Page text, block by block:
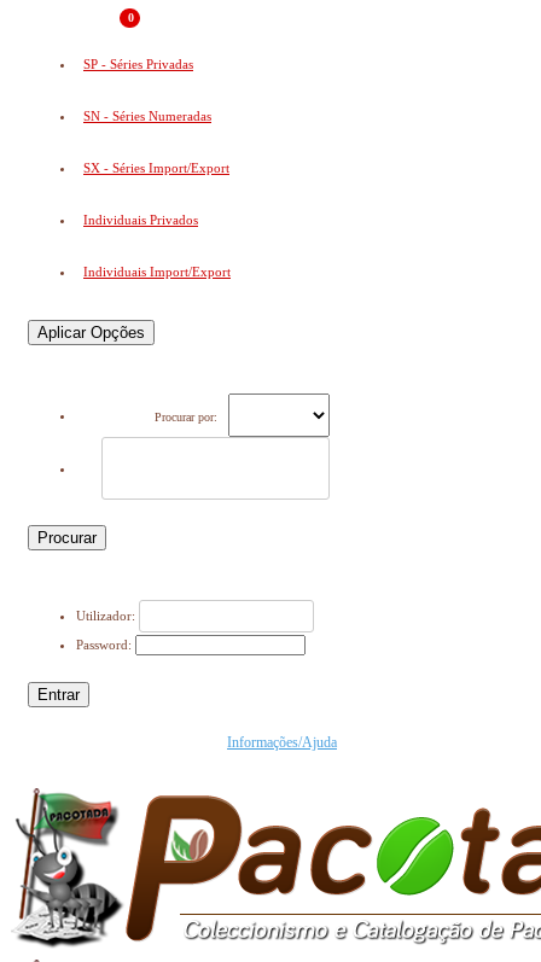
0
SP - Séries Privadas
SN - Séries Numeradas
SX - Séries Import/Export
Individuais Privados
Individuais Import/Export
Aplicar Opções
Procurar por:
Procurar
Utilizador:
Password:
Entrar
Informações/Ajuda